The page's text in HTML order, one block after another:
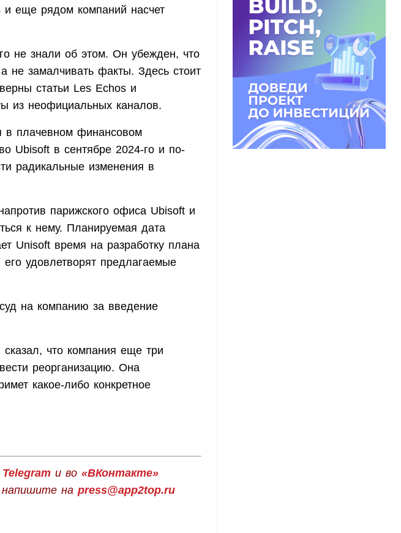
и еще рядом компаний насчет
не знали об этом. Он убежден, что
не замалчивать факты. Здесь стоит
статьи Les Echos и
из неофициальных каналов.
в плачевном финансовом
Ubisoft в сентябре 2024-го и по-
радикальные изменения в
парижского офиса Ubisoft и
к нему. Планируемая дата
Unisoft время на разработку плана
удовлетворят предлагаемые
на компанию за введение
что компания еще три
реорганизацию. Она
какое-либо конкретное
Telegramи во «ВКонтакте»
напишите на press@app2top.ru